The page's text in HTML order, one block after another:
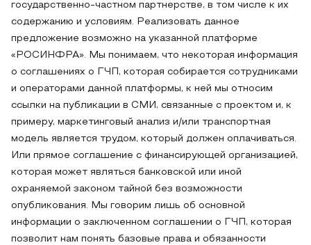
государственно-частном партнерстве, в том числе к их
содержанию и условиям. Реализовать данное
предложение возможно на указанной платформе
«РОСИНФРА». Мы понимаем, что некоторая информация
о соглашениях о ГЧП, которая собирается сотрудниками
и операторами данной платформы, к ней мы относим
ссылки на публикации в СМИ, связанные с проектом и, к
примеру, маркетинговый анализ и/или транспортная
модель является трудом, который должен оплачиваться.
Или прямое соглашение с финансирующей организацией,
которая может являться банковской или иной
охраняемой законом тайной без возможности
опубликования. Мы говорим лишь об основной
информации о заключенном соглашении о ГЧП, которая
позволит нам понять базовые права и обязанности